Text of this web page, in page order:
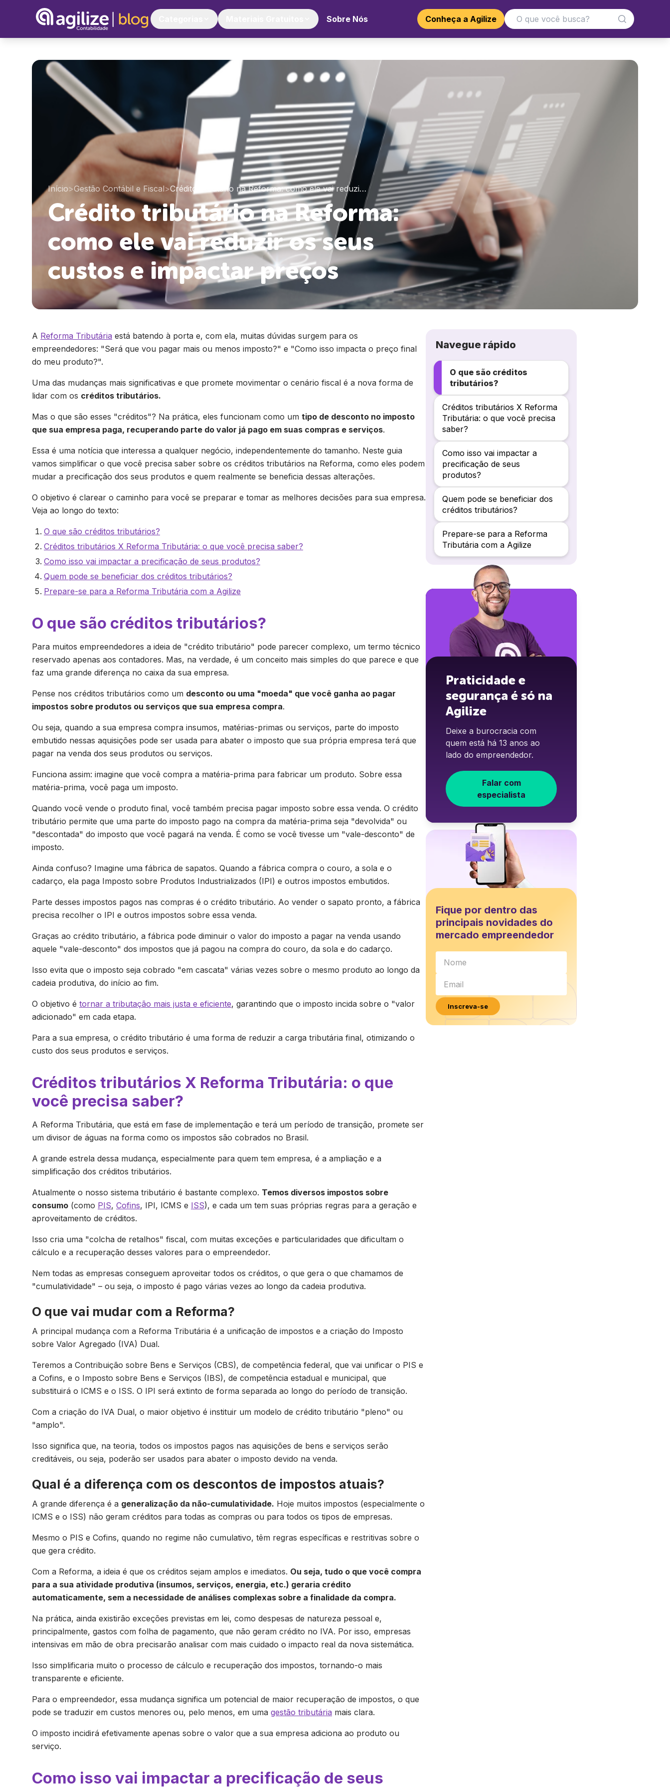
Sobre Nós Conheça a Agilize
Início>Gestão Contábil e Fiscal>Crédito tributário na Reforma: como ele vai reduzi…
Crédito tributário na Reforma:
como ele vai reduzir os seus
custos e impactar preços
A Reforma Tributária está batendo à porta e, com ela, muitas dúvidas surgem para os
empreendedores: "Será que vou pagar mais ou menos imposto?" e "Como isso impacta o preço final
do meu produto?".
Uma das mudanças mais significativas e que promete movimentar o cenário fiscal é a nova forma de
lidar com os créditos tributários.
Mas o que são esses "créditos"? Na prática, eles funcionam como um tipo de desconto no imposto
que sua empresa paga, recuperando parte do valor já pago em suas compras e serviços.
Essa é uma notícia que interessa a qualquer negócio, independentemente do tamanho. Neste guia
vamos simplificar o que você precisa saber sobre os créditos tributários na Reforma, como eles podem
mudar a precificação dos seus produtos e quem realmente se beneficia dessas alterações.
O objetivo é clarear o caminho para você se preparar e tomar as melhores decisões para sua empresa.
Veja ao longo do texto:
O que são créditos tributários?
Créditos tributários X Reforma Tributária: o que você precisa saber?
Como isso vai impactar a precificação de seus produtos?
Quem pode se beneficiar dos créditos tributários?
Prepare-se para a Reforma Tributária com a Agilize
O que são créditos tributários?
Para muitos empreendedores a ideia de "crédito tributário" pode parecer complexo, um termo técnico
reservado apenas aos contadores. Mas, na verdade, é um conceito mais simples do que parece e que
faz uma grande diferença no caixa da sua empresa.
Pense nos créditos tributários como um desconto ou uma "moeda" que você ganha ao pagar
impostos sobre produtos ou serviços que sua empresa compra.
Ou seja, quando a sua empresa compra insumos, matérias-primas ou serviços, parte do imposto
embutido nessas aquisições pode ser usada para abater o imposto que sua própria empresa terá que
pagar na venda dos seus produtos ou serviços.
Funciona assim: imagine que você compra a matéria-prima para fabricar um produto. Sobre essa
matéria-prima, você paga um imposto.
Quando você vende o produto final, você também precisa pagar imposto sobre essa venda. O crédito
tributário permite que uma parte do imposto pago na compra da matéria-prima seja "devolvida" ou
"descontada" do imposto que você pagará na venda. É como se você tivesse um "vale-desconto" de
imposto.
Ainda confuso? Imagine uma fábrica de sapatos. Quando a fábrica compra o couro, a sola e o
cadarço, ela paga Imposto sobre Produtos Industrializados (IPI) e outros impostos embutidos.
Parte desses impostos pagos nas compras é o crédito tributário. Ao vender o sapato pronto, a fábrica
precisa recolher o IPI e outros impostos sobre essa venda.
Graças ao crédito tributário, a fábrica pode diminuir o valor do imposto a pagar na venda usando
aquele "vale-desconto" dos impostos que já pagou na compra do couro, da sola e do cadarço.
Isso evita que o imposto seja cobrado "em cascata" várias vezes sobre o mesmo produto ao longo da
cadeia produtiva, do início ao fim.
O objetivo é tornar a tributação mais justa e eficiente, garantindo que o imposto incida sobre o "valor
adicionado" em cada etapa.
Para a sua empresa, o crédito tributário é uma forma de reduzir a carga tributária final, otimizando o
custo dos seus produtos e serviços.
Créditos tributários X Reforma Tributária: o que
você precisa saber?
A Reforma Tributária, que está em fase de implementação e terá um período de transição, promete ser
um divisor de águas na forma como os impostos são cobrados no Brasil.
A grande estrela dessa mudança, especialmente para quem tem empresa, é a ampliação e a
simplificação dos créditos tributários.
Atualmente o nosso sistema tributário é bastante complexo. Temos diversos impostos sobre
consumo (como PIS, Cofins, IPI, ICMS e ISS), e cada um tem suas próprias regras para a geração e
aproveitamento de créditos.
Isso cria uma "colcha de retalhos" fiscal, com muitas exceções e particularidades que dificultam o
cálculo e a recuperação desses valores para o empreendedor.
Nem todas as empresas conseguem aproveitar todos os créditos, o que gera o que chamamos de
"cumulatividade" – ou seja, o imposto é pago várias vezes ao longo da cadeia produtiva.
O que vai mudar com a Reforma?
A principal mudança com a Reforma Tributária é a unificação de impostos e a criação do Imposto
sobre Valor Agregado (IVA) Dual.
Teremos a Contribuição sobre Bens e Serviços (CBS), de competência federal, que vai unificar o PIS e
a Cofins, e o Imposto sobre Bens e Serviços (IBS), de competência estadual e municipal, que
substituirá o ICMS e o ISS. O IPI será extinto de forma separada ao longo do período de transição.
Com a criação do IVA Dual, o maior objetivo é instituir um modelo de crédito tributário "pleno" ou
"amplo".
Isso significa que, na teoria, todos os impostos pagos nas aquisições de bens e serviços serão
creditáveis, ou seja, poderão ser usados para abater o imposto devido na venda.
Qual é a diferença com os descontos de impostos atuais?
A grande diferença é a generalização da não-cumulatividade. Hoje muitos impostos (especialmente o
ICMS e o ISS) não geram créditos para todas as compras ou para todos os tipos de empresas.
Mesmo o PIS e Cofins, quando no regime não cumulativo, têm regras específicas e restritivas sobre o
que gera crédito.
Com a Reforma, a ideia é que os créditos sejam amplos e imediatos. Ou seja, tudo o que você compra
para a sua atividade produtiva (insumos, serviços, energia, etc.) geraria crédito
automaticamente, sem a necessidade de análises complexas sobre a finalidade da compra.
Na prática, ainda existirão exceções previstas em lei, como despesas de natureza pessoal e,
principalmente, gastos com folha de pagamento, que não geram crédito no IVA. Por isso, empresas
intensivas em mão de obra precisarão analisar com mais cuidado o impacto real da nova sistemática.
Isso simplificaria muito o processo de cálculo e recuperação dos impostos, tornando-o mais
transparente e eficiente.
Para o empreendedor, essa mudança significa um potencial de maior recuperação de impostos, o que
pode se traduzir em custos menores ou, pelo menos, em uma gestão tributária mais clara.
O imposto incidirá efetivamente apenas sobre o valor que a sua empresa adiciona ao produto ou
serviço.
Como isso vai impactar a precificação de seus
Navegue rápido
O que são créditos
tributários?
Créditos tributários X Reforma
Tributária: o que você precisa
saber?
Como isso vai impactar a
precificação de seus
produtos?
Quem pode se beneficiar dos
créditos tributários?
Prepare-se para a Reforma
Tributária com a Agilize
Praticidade e
segurança é só na
Agilize
Deixe a burocracia com
quem está há 13 anos ao
lado do empreendedor.
Falar com
especialista
Fique por dentro das
principais novidades do
mercado empreendedor
Inscreva-se